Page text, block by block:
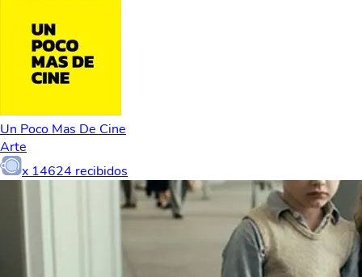
Un Poco Mas De Cine
Arte
x 14624 recibidos